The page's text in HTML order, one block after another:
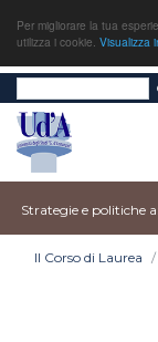
Per migliorare la tua
utilizza i cookie. Visualizza
Strategie e politiche
Il Corso di Laurea